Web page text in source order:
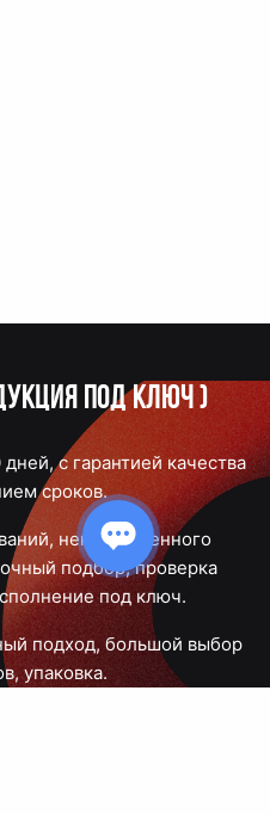
под ключ)
с гарантией качества
сроков.
некачественного
подбор, проверка
под ключ.
подход, большой выбор
упаковка.